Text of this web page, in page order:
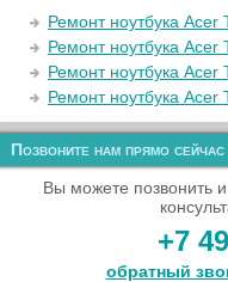
Ремонт ноутбука Acer
Ремонт ноутбука Acer
Ремонт ноутбука
Ремонт ноутбука
Позвоните нам прямо сейчас
Вы можете позвонить
+7
обратный